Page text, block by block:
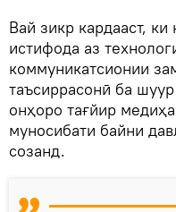
Вай зикр кардааст,
истифода аз
коммуникатсионии
таъсиррасонӣ ба
онҳоро тағйир
муносибати байни
созанд.